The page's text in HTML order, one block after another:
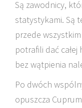
Są zawodnicy,
statystykami. Są
przede
potrafili dać
bez wątpienia
Po dwóch
opuszcza